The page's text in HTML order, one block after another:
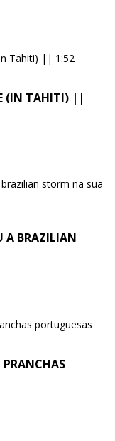
(IN TAHITI) ||
A BRAZILIAN
PRANCHAS